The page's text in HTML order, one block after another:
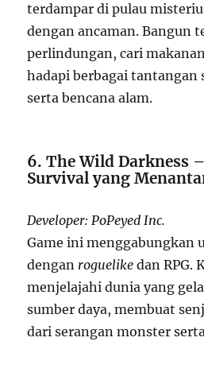
terdampar di pulau
dengan ancaman. Bangun
perlindungan, cari
hadapi berbagai tantangan
serta bencana alam.
6. The Wild Darkness
Survival yang
Developer: PoPeyed Inc.
Game ini menggabungkan
dengan roguelike dan RPG.
menjelajahi dunia yang
sumber daya, membuat
dari serangan monster